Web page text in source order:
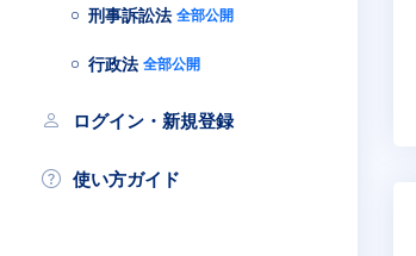
刑事訴訟法 全部公開
行政法 全部公開
ログイン・新規登録
使い方ガイド